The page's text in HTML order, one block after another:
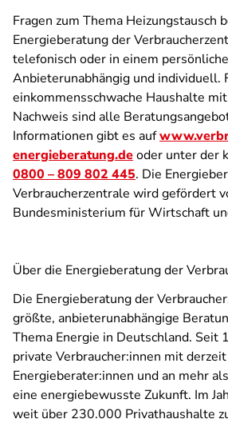
Fragen zum Thema Heizungstausch
Energieberatung der
telefonisch oder in einem
Anbieterunabhängig und individuell.
einkommensschwache Haushalte
Nachweis sind alle
Informationen gibt es auf
energieberatung.deoder unter der
0800 – 809 802 445. Die
Verbraucherzentrale wird gefördert
Bundesministerium für Wirtschaft
Über die Energieberatung der
Die Energieberatung der
größte, anbieterunabhängige
Thema Energie in Deutschland. Seit
private Verbraucher:innen mit
Energieberater:innen und an mehr
eine energiebewusste Zukunft. Im
weit über 230.000 Privathaushalte